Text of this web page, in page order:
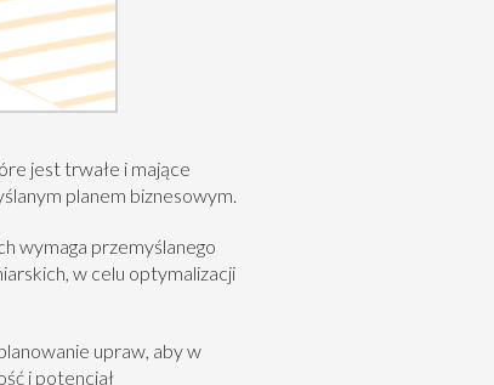
jest trwałe i mające
planem biznesowym.
wymaga przemyślanego
w celu optymalizacji
upraw, aby w
i potencjał